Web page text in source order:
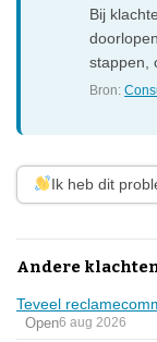
Bij
stappen,
Bron:
Ik heb dit
Andere
Teveel
Open6 aug 2026